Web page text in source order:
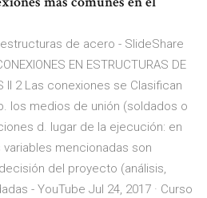
de acero - SlideShare
EN ESTRUCTURAS DE
II 2 Las conexiones se Clasifican
los medios de unión (soldados o
d. lugar de la ejecución: en
variables mencionadas son
del proyecto (análisis,
- YouTube Jul 24, 2017 · Curso